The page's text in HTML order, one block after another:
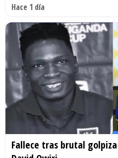
Hace 1 día
Fallece tras brutal